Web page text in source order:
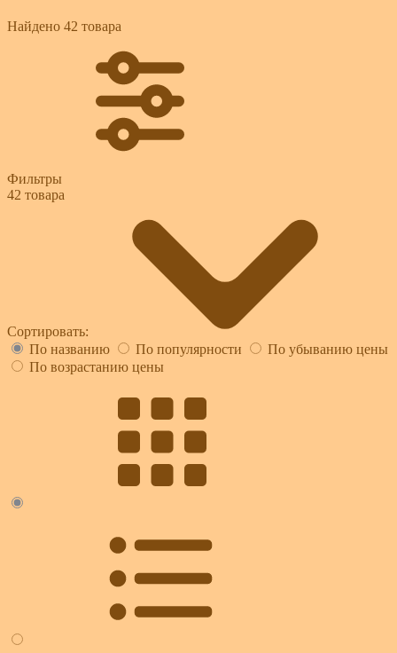
Найдено 42 товара
Фильтры
42 товара
Сортировать:
По названию
По популярности
По убыванию цены
По возрастанию цены